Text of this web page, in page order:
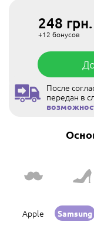
248 грн.
+12 бонусов
После
передан в
Apple Samsung